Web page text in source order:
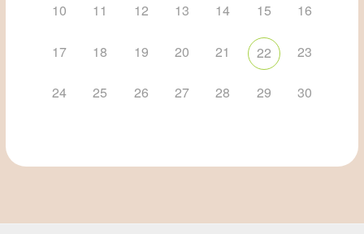
10 11 12 13 14 15 16
17 18 19 20 21 22 23
24 25 26 27 28 29 30